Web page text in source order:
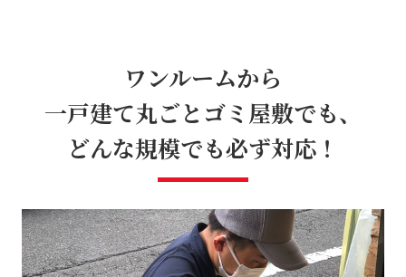
ワンルームから
一戸建て丸ごとゴミ屋敷でも、
どんな規模でも必ず対応！